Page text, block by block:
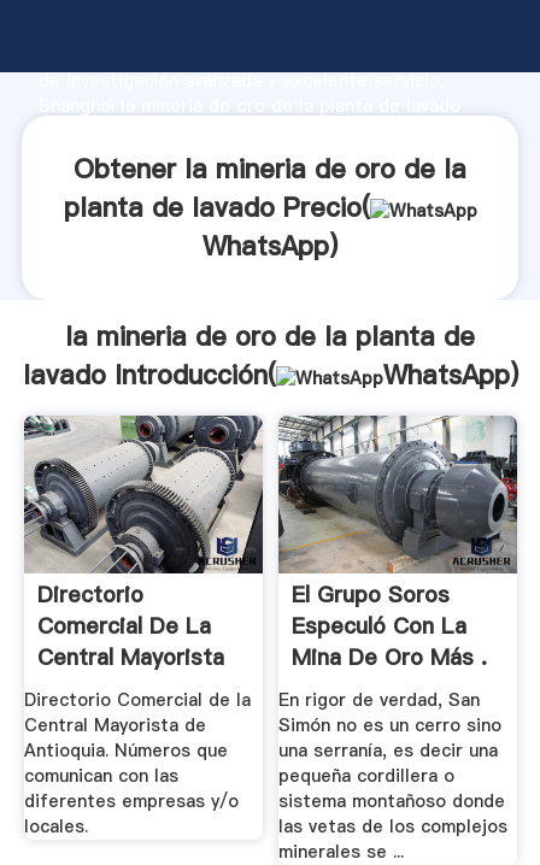
de investigación avanzada y excelente servicio,
clientes.Obtener la mineria de oro de la
planta de lavado Precio(
WhatsApp)
la mineria de oro de la planta de
lavado Introducción(
WhatsApp)
Directorio
Comercial De La
Central Mayorista
De .
Directorio Comercial de la
Central Mayorista de
Antioquia. Números que
comunican con las
diferentes empresas y/o
locales.
El Grupo Soros
Especuló Con La
Mina De Oro Más .
En rigor de verdad, San
Simón no es un cerro sino
una serranía, es decir una
pequeña cordillera o
sistema montañoso donde
las vetas de los complejos
minerales se ...